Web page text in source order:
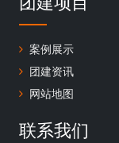
案例展示
团建资讯
网站地图
联系我们